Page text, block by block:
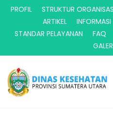
PROFIL STRUKTUR
ARTIKEL
INFORMASI
STANDAR PELAYANAN
FAQ